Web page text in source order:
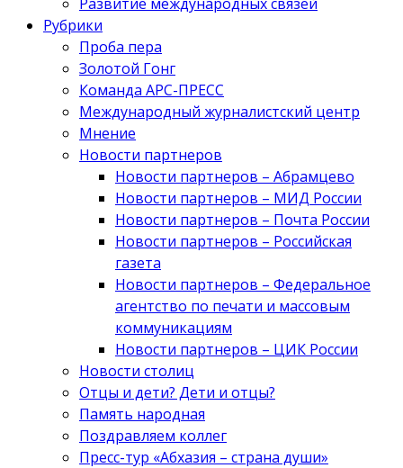
Рубрики
Проба пера
Золотой Гонг
Команда АРС-ПРЕСС
Международный журналистский центр
Мнение
Новости партнеров
Новости партнеров – Абрамцево
Новости партнеров – МИД России
Новости партнеров – Почта России
Новости партнеров – Российская
газета
Новости партнеров – Федеральное
агентство по печати и массовым
коммуникациям
Новости партнеров – ЦИК России
Новости столиц
Отцы и дети? Дети и отцы?
Память народная
Поздравляем коллег
Пресс-тур «Абхазия – страна души»